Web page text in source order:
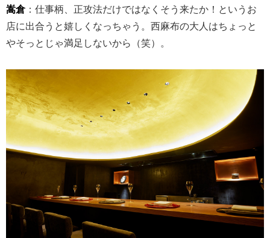
嵩倉：仕事柄、正攻法だけではなくそう来たか！というお
店に出合うと嬉しくなっちゃう。西麻布の大人はちょっと
やそっとじゃ満足しないから（笑）。